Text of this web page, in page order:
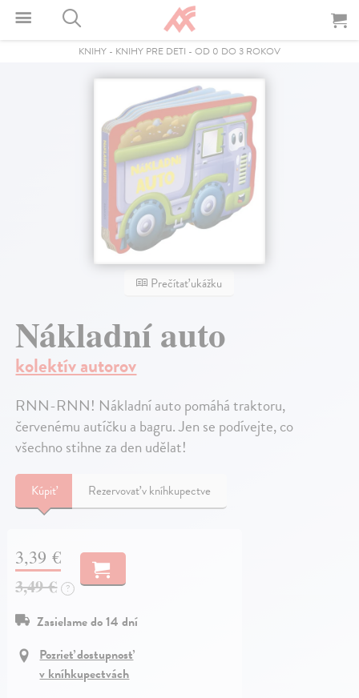
KNIHY - KNIHY PRE DETI - OD 0 DO 3 ROKOV
Prečítať ukážku
Nákladní auto
kolektív autorov
RNN-RNN! Nákladní auto pomáhá traktoru,
červenému autíčku a bagru. Jen se podívejte, co
všechno stihne za den udělat!
Kúpiť Rezervovať v kníhkupectve
3,39 €
3,49 € ?
Zasielame do 14 dní
Pozrieť dostupnosť
v kníhkupectvách